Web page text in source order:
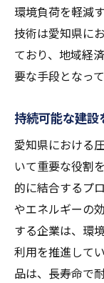
環境負荷を軽減
技術は愛知県に
ており、地域経
要な手段となって
持続可能な建
愛知県における
いて重要な役割
的に結合するプ
やエネルギーの
する企業は、環
利用を推進して
品は、長寿命で